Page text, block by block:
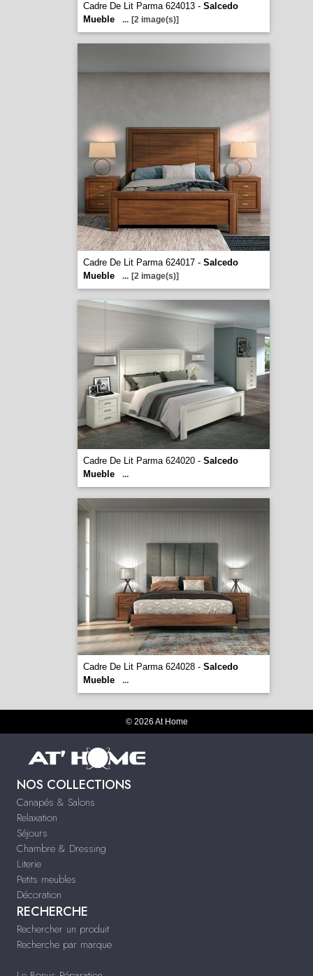
Cadre De Lit Parma 624013 - Salcedo
Mueble
... [2 image(s)]
Cadre De Lit Parma 624017 - Salcedo
Mueble
... [2 image(s)]
Cadre De Lit Parma 624020 - Salcedo
Mueble
...
Cadre De Lit Parma 624028 - Salcedo
Mueble
...
© 2026 At Home
NOS COLLECTIONS
Canapés & Salons
Relaxation
Séjours
Chambre & Dressing
Literie
Petits meubles
Décoration
RECHERCHE
Rechercher un produit
Recherche par marque